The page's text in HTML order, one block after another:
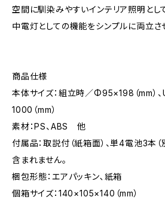
空間に馴染みやすいインテリア照明とし
中電灯としての機能をシンプルに両立さ
商品仕様
本体サイズ：組立時／Φ95×198（mm）
1000（mm）
素材：PS、ABS 他
付属品：取説付（紙箱面）、単4電池3本
含まれません。
梱包形態：エアパッキン､紙箱
個箱サイズ：140×105×140（mm）